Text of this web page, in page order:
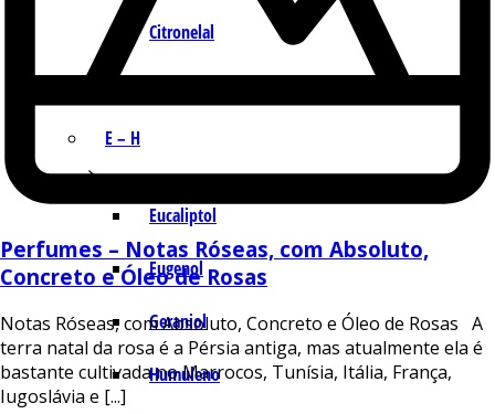
Citronelal
E – H
Eucaliptol
Eugenol
Geraniol
Humuleno
Perfumes – Notas Róseas, com Absoluto,
Concreto e Óleo de Rosas
Notas Róseas, com Absoluto, Concreto e Óleo de Rosas A
terra natal da rosa é a Pérsia antiga, mas atualmente ela é
bastante cultivada no Marrocos, Tunísia, Itália, França,
Iugoslávia e [...]